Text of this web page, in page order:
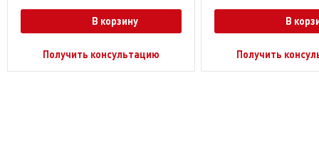
В корзину
Получить консультацию
В
Получить